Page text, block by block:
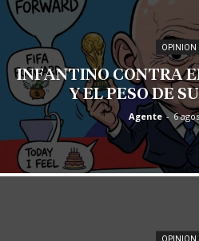
OPINION
INFANTINO CONTRA
Y EL PESO DE
Agente - 6
OPINION